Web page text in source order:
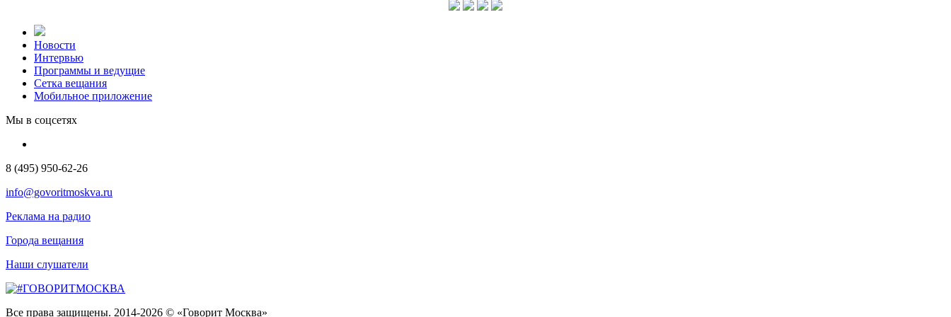
Новости
Интервью
Программы и ведущие
Сетка вещания
Мобильное приложение
Мы в соцсетях
8 (495) 950-62-26
info@govoritmoskva.ru
Реклама на радио
Города вещания
Наши слушатели
Все права защищены. 2014-2026 © «Говорит Москва»